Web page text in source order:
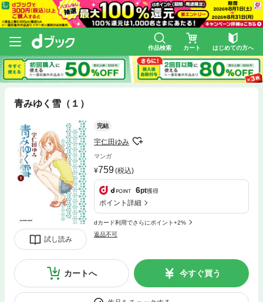
作品検索 カート はじめての方へ
青みゆく雪（１）
試し読み
完結
宇仁田ゆみ
マンガ
759(税込)
6pt獲得
ポイント詳細
dカード利用でさらにポイント+2%
返品不可
カートへ 今すぐ買う